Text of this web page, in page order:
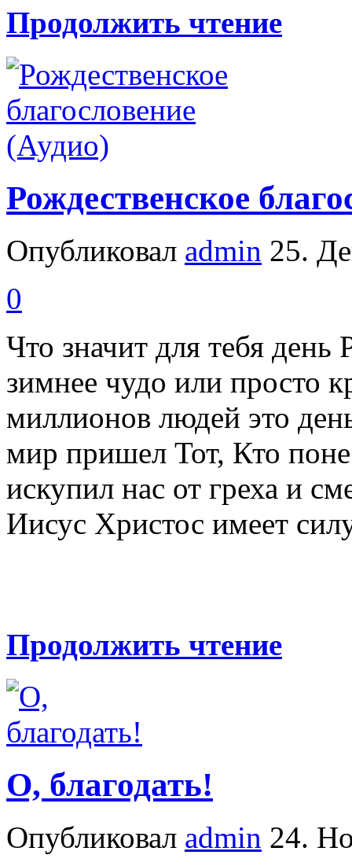
Продолжить чтение
Рождественское
Опубликовал admin 25.
0
Что значит для тебя день
зимнее чудо или просто
миллионов людей это
мир пришел Тот, Кто
искупил нас от греха и
Иисус Христос имеет
Продолжить чтение
О, благодать!
Опубликовал admin 24.